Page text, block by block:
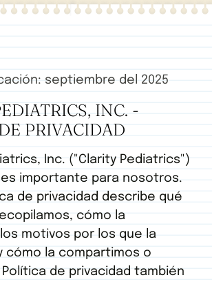
septiembre del 2025
INC. -
PRIVACIDAD
Inc. ("Clarity Pediatrics")
es importante para nosotros.
de privacidad describe qué
cómo la
motivos por los que la
cómo la compartimos o
de privacidad también